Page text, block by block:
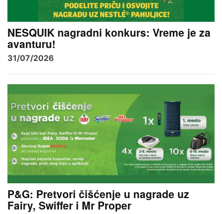
NESQUIK nagradni konkurs: Vreme je za
avanturu!
31/07/2026
P&G: Pretvori čišćenje u nagrade uz
Fairy, Swiffer i Mr Proper